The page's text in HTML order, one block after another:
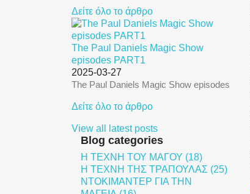
Δείτε όλο το άρθρο
The Paul Daniels Magic Show
episodes PART1
2025-03-27
The Paul Daniels Magic Show episodes
Δείτε όλο το άρθρο
View all latest posts
Blog categories
Η ΤΕΧΝΗ ΤΟΥ ΜΑΓΟΥ (18)
Η ΤΕΧΝΗ ΤΗΣ ΤΡΑΠΟΥΛΑΣ (25)
ΝΤΟΚΙΜΑΝΤΕΡ ΓΙΑ ΤΗΝ